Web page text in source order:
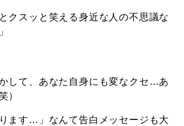
クスッと笑える身近な人の不思議な
して、あなた自身にも変なクセ…あ
）
ます…」なんて告白メッセージも大